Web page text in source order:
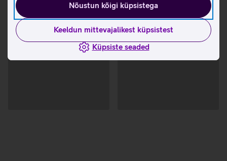
Nõustun kõigi küpsistega
Keeldun mittevajalikest küpsistest
Küpsiste seaded